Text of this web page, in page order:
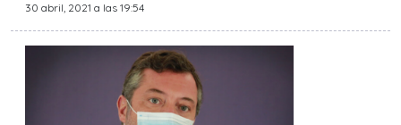
30 abril, 2021 a las 19:54